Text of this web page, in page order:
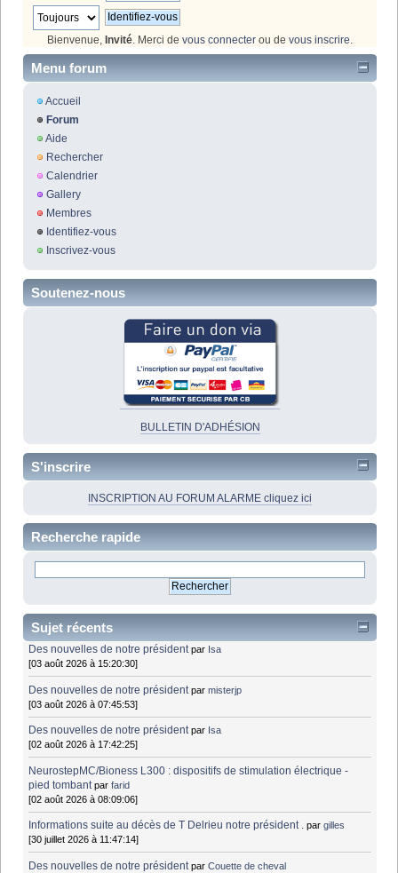
Bienvenue, Invité . Merci de vous connecter ou de vous inscrire
Menu forum
Accueil
Forum
Aide
Rechercher
Calendrier
Gallery
Membres
Identifiez-vous
Inscrivez-vous
Soutenez-nous
BULLETIN D'ADHÉSION
S'inscrire
INSCRIPTION AU FORUM ALARME cliquez ici
Recherche rapide
Sujet récents
Des nouvelles de notre président par Isa
[03 août 2026 à 15:20:30]
Des nouvelles de notre président parmisterjp
[03 août 2026 à 07:45:53]
Des nouvelles de notre président par Isa
[02 août 2026 à 17:42:25]
NeurostepMC/Bioness L300 : dispositifs de stimulation électrique -
pied tombant parfarid
[02 août 2026 à 08:09:06]
Informations suite au décès de T Delrieu notre président . pargilles
[30 juillet 2026 à 11:47:14]
Des nouvelles de notre président parCouette de cheval